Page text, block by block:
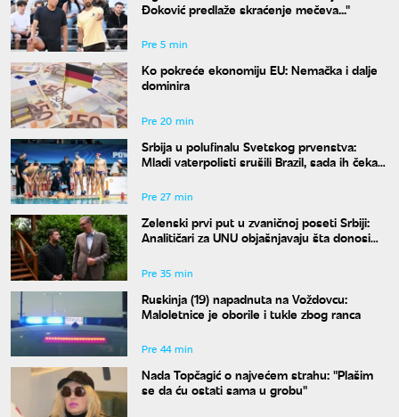
Đoković predlaže skraćenje mečeva..."
Pre 5 min
Ko pokreće ekonomiju EU: Nemačka i dalje
dominira
Pre 20 min
Srbija u polufinalu Svetskog prvenstva:
Mladi vaterpolisti srušili Brazil, sada ih čeka
Pre 27 min
Zelenski prvi put u zvaničnoj poseti Srbiji:
Analitičari za UNU objašnjavaju šta donosi
Moskva
Pre 35 min
Ruskinja (19) napadnuta na Voždovcu:
Maloletnice je oborile i tukle zbog ranca
Pre 44 min
Nada Topčagić o najvećem strahu: "Plašim
se da ću ostati sama u grobu"